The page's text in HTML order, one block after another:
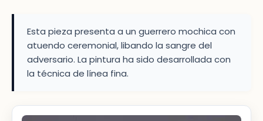
Esta pieza presenta a un guerrero mochica con
atuendo ceremonial, libando la sangre del
adversario. La pintura ha sido desarrollada con
la técnica de línea fina.